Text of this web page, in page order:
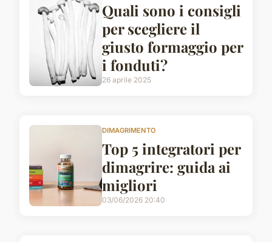
Quali sono i consigli
per scegliere il
giusto formaggio per
i fonduti?
26 aprile 2025
DIMAGRIMENTO
Top 5 integratori per
dimagrire: guida ai
migliori
03/06/2026 20:40